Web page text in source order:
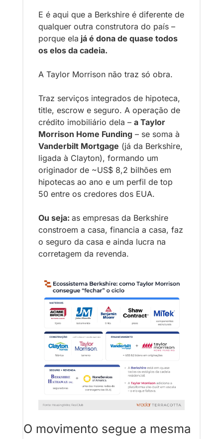
E é aqui que a Berkshire é diferente de
qualquer outra construtora do país –
porque ela já é dona de quase todos
os elos da cadeia.
A Taylor Morrison não traz só obra.
Traz serviços integrados de hipoteca,
title, escrow e seguro. A operação de
crédito imobiliário dela – a Taylor
Morrison Home Funding
Vanderbilt Mortgage (já da Berkshire,
ligada à Clayton), formando um
originador de ~US$ 8,2 bilhões em
hipotecas ao ano e um perfil de top
50 entre os credores dos EUA.
Ou seja: as empresas da Berkshire
constroem a casa, financia a casa, faz
o seguro da casa e ainda lucra na
corretagem da revenda.
O movimento segue a mesma